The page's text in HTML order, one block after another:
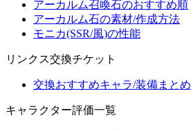
アーカルム召喚石のおすすめ順
アーカルム石の素材/作成方法
モニカ(SSR/風)の性能
リンクス交換チケット
交換おすすめキャラ/装備まとめ
キャラクター評価一覧